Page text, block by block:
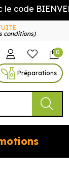
conditions)
la Pharmacie
0
Préparations